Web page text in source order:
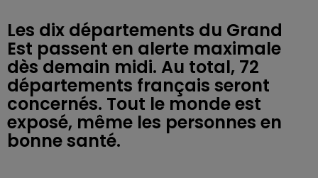
Les dix départements du Grand
Est passent en alerte maximale
dès demain midi. Au total, 72
départements français seront
concernés. Tout le monde est
exposé, même les personnes en
bonne santé.